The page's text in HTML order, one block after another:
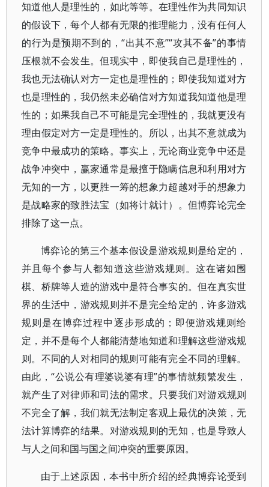
知道他人是理性的，如此等等。在理性作为共同知识
的假设下，每个人都有无限的推理能力，没有任何人
的行为是预期不到的，“出其不意”“攻其不备”的事情
压根就不会发生。但现实中，即使我自己是理性的，
我也无法确认对方一定也是理性的；即使我知道对方
也是理性的，我仍然未必确信对方知道我知道他是理
性的；如果我自己不可能是完全理性的，我就更没有
理由假定对方一定是理性的。所以，出其不意就成为
竞争中最成功的策略。事实上，无论商业竞争中还是
战争冲突中，赢家通常是最擅于隐瞒信息和利用对方
无知的一方，以更胜一筹的想象力超越对手的想象力
是战略家的致胜法宝（如将计就计）。但博弈论完全
排除了这一点。
博弈论的第三个基本假设是游戏规则是给定的，
并且每个参与人都知道这些游戏规则。这在诸如围
棋、桥牌等人造的游戏中是符合事实的。但在真实世
界的生活中，游戏规则并不是完全给定的，许多游戏
规则是在博弈过程中逐步形成的；即便游戏规则给
定，并不是每个人都能清楚地知道和理解这些游戏规
则。不同的人对相同的规则可能有完全不同的理解。
由此，“公说公有理婆说婆有理”的事情就频繁发生，
就产生了对律师和司法的需求。只要我们对游戏规则
不完全了解，我们就无法制定客观上最优的决策，无
法计算博弈的结果。对游戏规则的无知，也是导致人
与人之间和国与国之间冲突的重要原因。
由于上述原因，本书中所介绍的经典博弈论受到